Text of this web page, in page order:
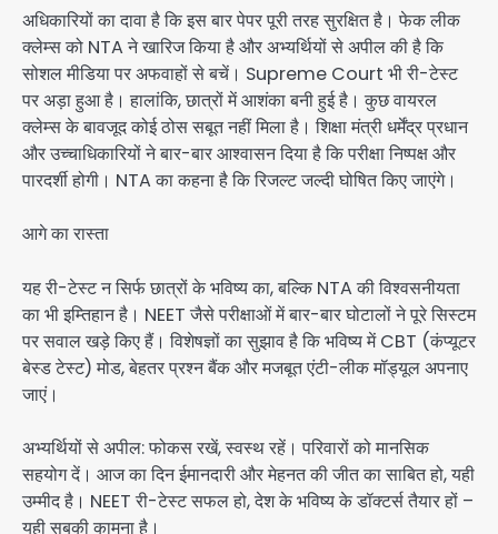
अधिकारियों का दावा है कि इस बार पेपर पूरी तरह सुरक्षित है। फेक लीक
क्लेम्स को NTA ने खारिज किया है और अभ्यर्थियों से अपील की है कि
सोशल मीडिया पर अफवाहों से बचें। Supreme Court भी री-टेस्ट
पर अड़ा हुआ है। हालांकि, छात्रों में आशंका बनी हुई है। कुछ वायरल
क्लेम्स के बावजूद कोई ठोस सबूत नहीं मिला है। शिक्षा मंत्री धर्मेंद्र प्रधान
और उच्चाधिकारियों ने बार-बार आश्वासन दिया है कि परीक्षा निष्पक्ष और
पारदर्शी होगी। NTA का कहना है कि रिजल्ट जल्दी घोषित किए जाएंगे।
आगे का रास्ता
यह री-टेस्ट न सिर्फ छात्रों के भविष्य का, बल्कि NTA की विश्वसनीयता
का भी इम्तिहान है। NEET जैसे परीक्षाओं में बार-बार घोटालों ने पूरे सिस्टम
पर सवाल खड़े किए हैं। विशेषज्ञों का सुझाव है कि भविष्य में CBT (कंप्यूटर
बेस्ड टेस्ट) मोड, बेहतर प्रश्न बैंक और मजबूत एंटी-लीक मॉड्यूल अपनाए
जाएं।
अभ्यर्थियों से अपील: फोकस रखें, स्वस्थ रहें। परिवारों को मानसिक
सहयोग दें। आज का दिन ईमानदारी और मेहनत की जीत का साबित हो, यही
उम्मीद है। NEET री-टेस्ट सफल हो, देश के भविष्य के डॉक्टर्स तैयार हों –
यही सबकी कामना है।